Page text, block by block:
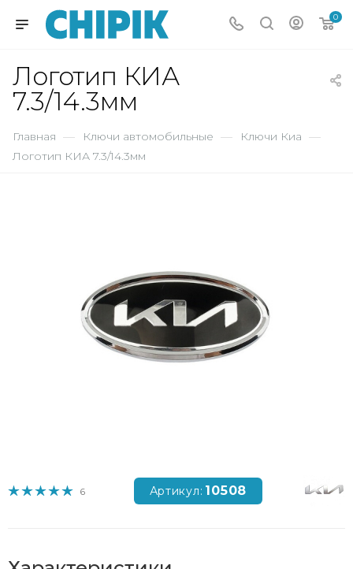
0
Логотип КИА
7.3/14.3мм
Главная — Ключи автомобильные — Ключи Киа —
Логотип КИА 7.3/14.3мм
6 Артикул: 10508